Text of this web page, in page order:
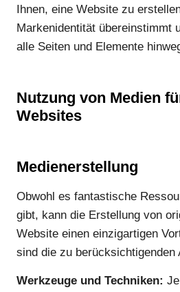
Ihnen, eine Website zu
Markenidentität übereinstimmt
alle Seiten und Elemente
Nutzung von Medien
Websites
Medienerstellung
Obwohl es fantastische
gibt, kann die Erstellung von
Website einen einzigartigen
sind die zu berücksichtigenden
Werkzeuge und Techniken: